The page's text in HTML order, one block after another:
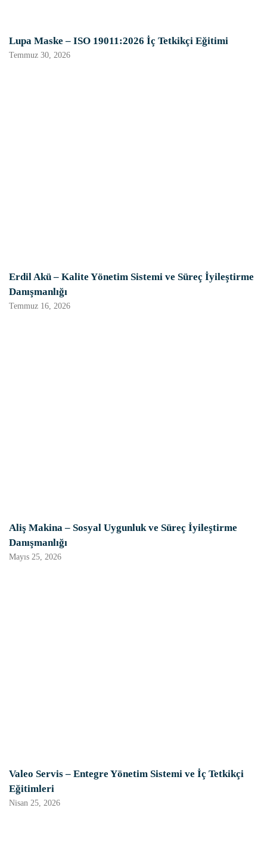
Lupa Maske – ISO 19011:2026 İç Tetkikçi Eğitimi
Temmuz 30, 2026
Erdil Akü – Kalite Yönetim Sistemi ve Süreç İyileştirme
Danışmanlığı
Temmuz 16, 2026
Aliş Makina – Sosyal Uygunluk ve Süreç İyileştirme
Danışmanlığı
Mayıs 25, 2026
Valeo Servis – Entegre Yönetim Sistemi ve İç Tetkikçi
Eğitimleri
Nisan 25, 2026